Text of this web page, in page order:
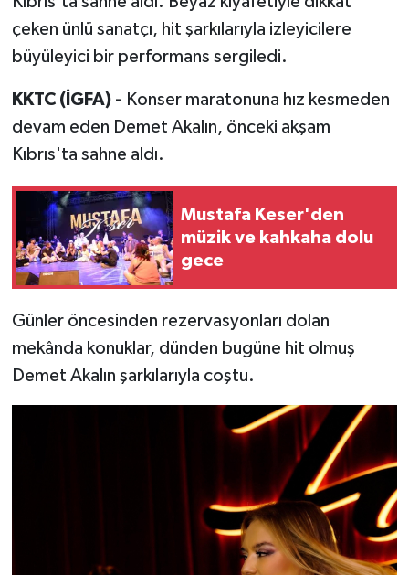
çeken ünlü sanatçı, hit şarkılarıyla izleyicilere
büyüleyici bir performans sergiledi.
KKTC (İGFA) - Konser maratonuna hız kesmeden
devam eden Demet Akalın, önceki akşam
Kıbrıs'ta sahne aldı.
Mustafa Keser'den
müzik ve kahkaha dolu
gece
Günler öncesinden rezervasyonları dolan
mekânda konuklar, dünden bugüne hit olmuş
Demet Akalın şarkılarıyla coştu.